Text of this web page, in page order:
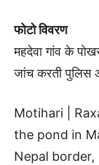
फोटो विवरण
महदेवा गांव के
जांच करती पुलिस
Motihari |
the pond in
Nepal